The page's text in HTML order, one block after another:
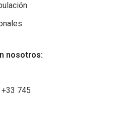
nosotros:
745